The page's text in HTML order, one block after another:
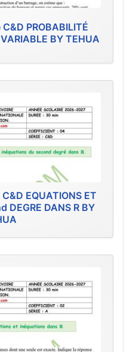
PROBABILITÉ
BY TEHUA
EQUATIONS ET
DEGRE DANS R BY